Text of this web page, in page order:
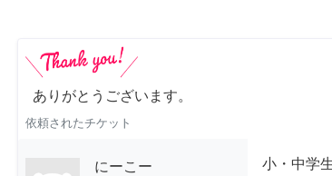
ありがとうございます。
依頼されたチケット
にーこー
小・中学